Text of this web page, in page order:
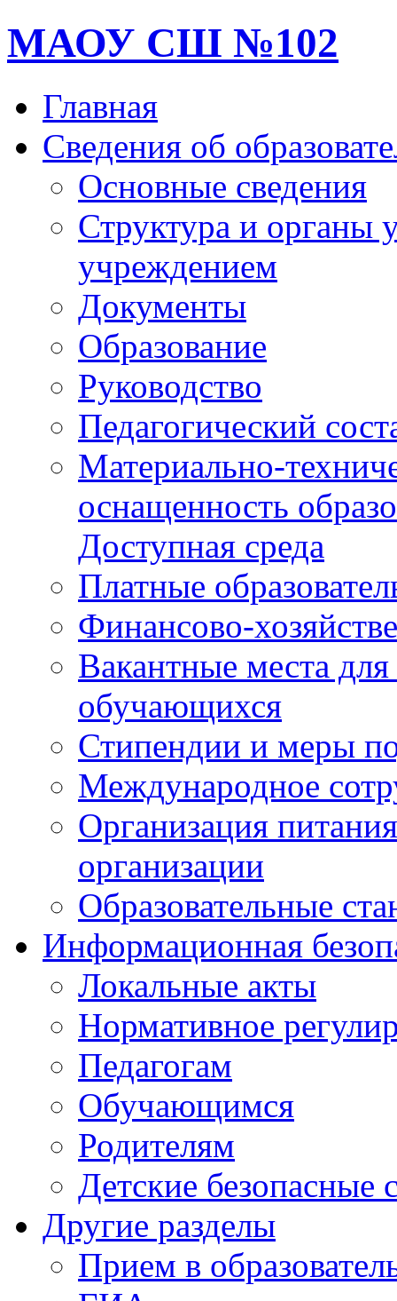
МАОУ СШ №102
Главная
Сведения об
Основные сведения
Структура и органы
учреждением
Документы
Образование
Руководство
Педагогический
Материально-
оснащенность
Доступная среда
Платные
Финансово-
Вакантные места
обучающихся
Стипендии и меры
Международное
Организация
организации
Образовательные
Информационная
Локальные акты
Нормативное
Педагогам
Обучающимся
Родителям
Детские безопасные
Другие разделы
Прием в